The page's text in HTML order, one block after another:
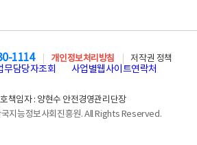
1114 개인정보처리방침
저작권 정책
무담당자조회 사업별웹사이트연락처
책임자 : 양현수 안전경영관리단장
지능정보사회진흥원. All Rights Reserved.